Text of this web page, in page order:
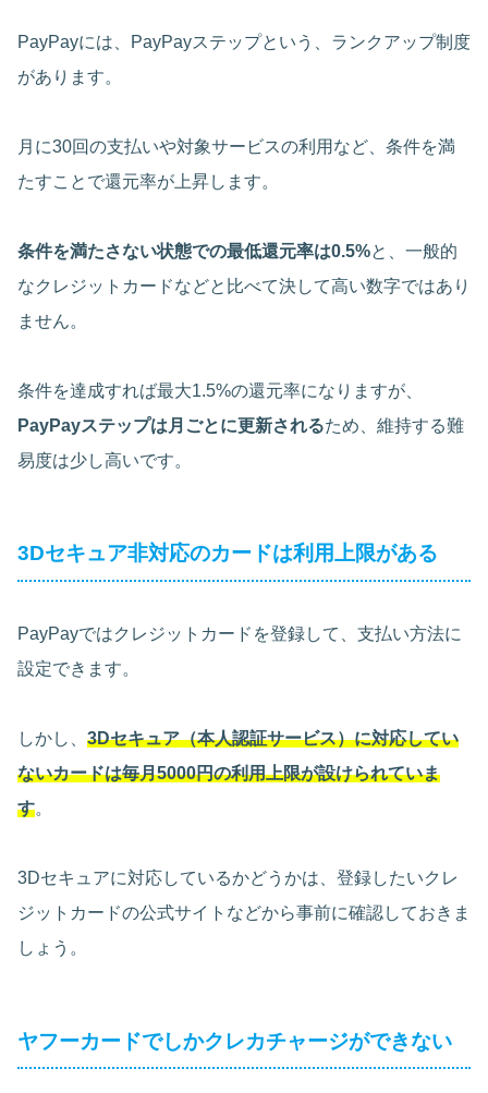
PayPayには、PayPayステップという、ランクアップ制度
があります。
月に30回の支払いや対象サービスの利用など、条件を満
たすことで還元率が上昇します。
条件を満たさない状態での最低還元率は0.5%と、一般的
なクレジットカードなどと比べて決して高い数字ではあり
ません。
条件を達成すれば最大1.5%の還元率になりますが、
PayPayステップは月ごとに更新されるため、維持する難
易度は少し高いです。
3Dセキュア非対応のカードは利用上限がある
PayPayではクレジットカードを登録して、支払い方法に
設定できます。
しかし、 3Dセキュア（本人認証サービス）に対応してい
ないカードは毎月5000円の利用上限が設けられていま
す。
3Dセキュアに対応しているかどうかは、登録したいクレ
ジットカードの公式サイトなどから事前に確認しておきま
しょう。
ヤフーカードでしかクレカチャージができない